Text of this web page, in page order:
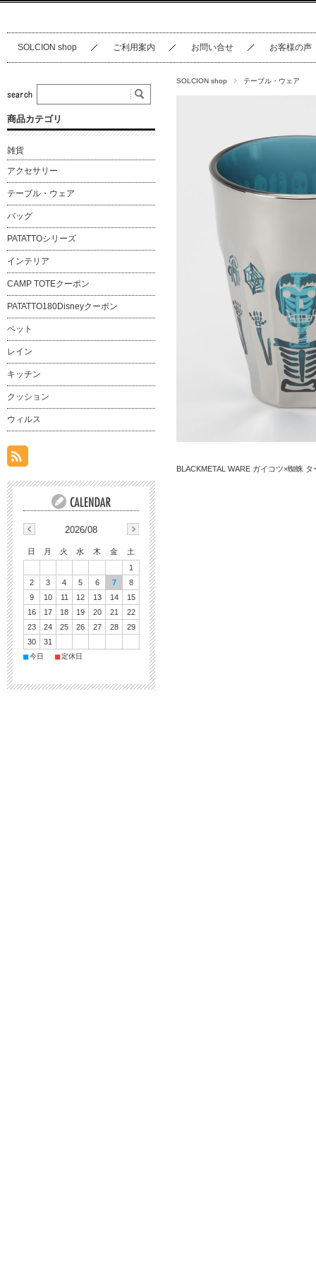
SOLCION shop ご利用案内 お問い合せ お客様の声
SOLCION shop テーブル・ウェア
BLACKMETAL WARE ガイコツ×蜘蛛 タ
商品カテゴリ
雑貨
アクセサリー
テーブル・ウェア
バッグ
PATATTOシリーズ
インテリア
CAMP TOTEクーポン
PATATTO180Disneyクーポン
ペット
レイン
キッチン
クッション
ウィルス
2026/08
日 月 火 水 木 金
土
1
2
3 4 5 6 7
8
9
10 11 12 13 14
15
16
17 18 19 20 21
22
23
24 25 26 27 28
29
30
31
■今日 ■定休日